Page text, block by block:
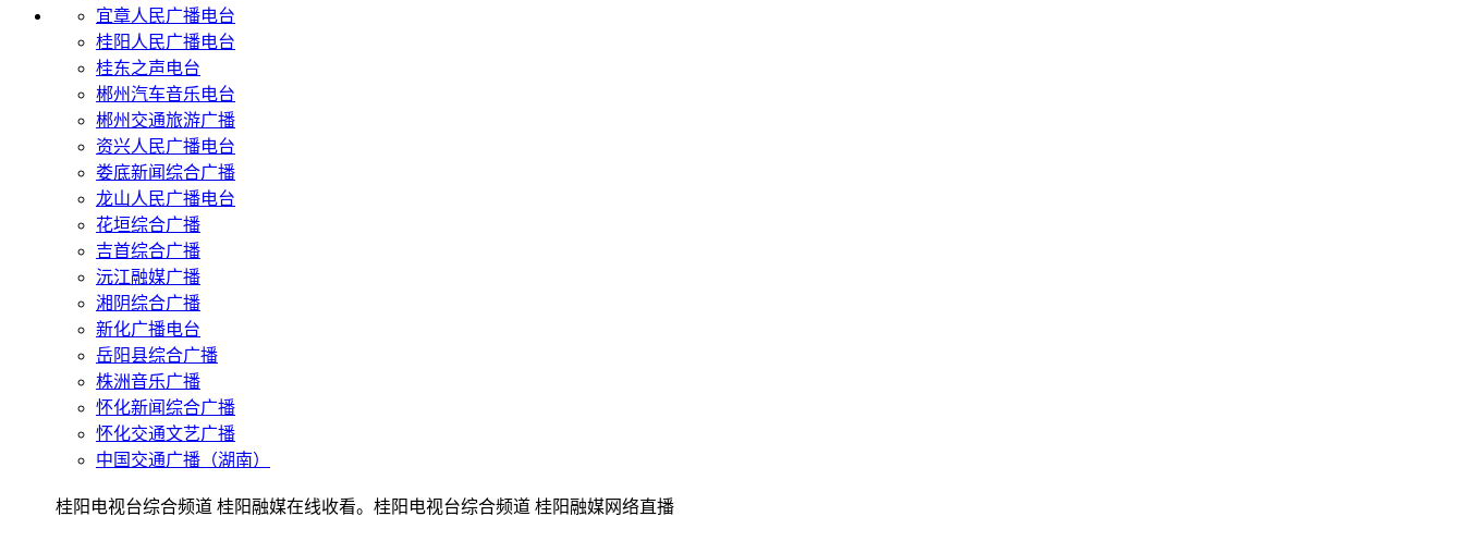
宜章人民广播电台
桂阳人民广播电台
桂东之声电台
郴州汽车音乐电台
郴州交通旅游广播
资兴人民广播电台
娄底新闻综合广播
龙山人民广播电台
花垣综合广播
吉首综合广播
沅江融媒广播
湘阴综合广播
新化广播电台
岳阳县综合广播
株洲音乐广播
怀化新闻综合广播
怀化交通文艺广播
中国交通广播（湖南）
桂阳电视台综合频道 桂阳融媒在线收看。桂阳电视台综合频道 桂阳融媒网络直播